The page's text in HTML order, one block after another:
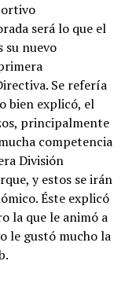
será lo que el
su nuevo
Se refería
bien explicó, el
principalmente
competencia
División
y estos se irán
Éste explicó
la que le animó a
le gustó mucho la